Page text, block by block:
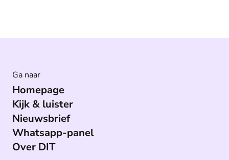
Ga naar
Homepage
Kijk & luister
Nieuwsbrief
Whatsapp-panel
Over DIT